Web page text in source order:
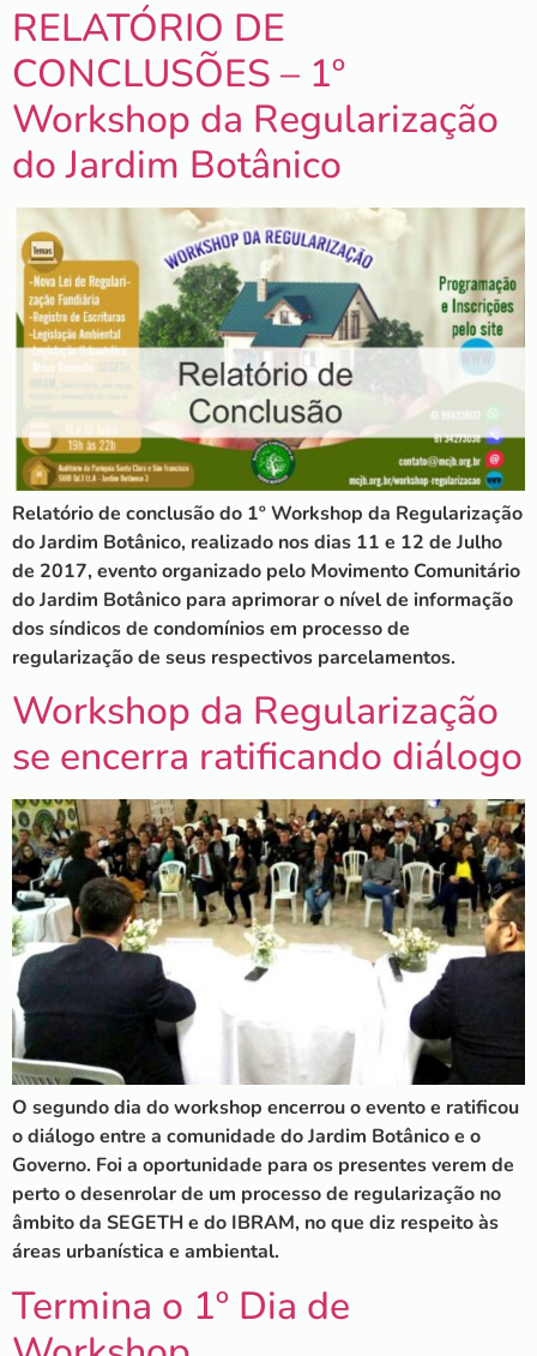
RELATÓRIO DE
CONCLUSÕES – 1º
Workshop da Regularização
do Jardim Botânico
Relatório de conclusão do 1º Workshop da Regularização
do Jardim Botânico, realizado nos dias 11 e 12 de Julho
de 2017, evento organizado pelo Movimento Comunitário
do Jardim Botânico para aprimorar o nível de informação
dos síndicos de condomínios em processo de
regularização de seus respectivos parcelamentos.
Workshop da Regularização
se encerra ratificando diálogo
O segundo dia do workshop encerrou o evento e ratificou
o diálogo entre a comunidade do Jardim Botânico e o
Governo. Foi a oportunidade para os presentes verem de
perto o desenrolar de um processo de regularização no
âmbito da SEGETH e do IBRAM, no que diz respeito às
áreas urbanística e ambiental.
Termina o 1º Dia de